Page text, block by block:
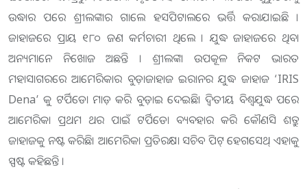
ଉଦ୍ଧାର ପରେ ଶ୍ରୀଲଙ୍କାର ଗାଲେ ହସପିଟାଲରେ ଭର୍ତ୍ତି କରାଯାଇଛି ।
ଜାହାଜରେ ପ୍ରାୟ ୧୮୦ ଜଣ କର୍ମଚାରୀ ଥିଲେ । ଯୁଦ୍ଧ ଜାହାଜରେ ଥିବା
ଅନ୍ୟମାନେ ନିଖୋଜ ଅଛନ୍ତି । ଶ୍ରୀଲଙ୍କା ଉପକୂଳ ନିକଟ ଭାରତ
ମହାସାଗରରେ ଆମେରିକାର ବୁଡ଼ାଜାହାଜ ଇରାନର ଯୁଦ୍ଧ ଜାହାଜ ‘IRIS
Dena’ କୁ ଟର୍ପିଡୋ ମାଡ଼ କରି ବୁଡ଼ାଇ ଦେଇଛି। ଦ୍ୱିତୀୟ ବିଶ୍ୱଯୁଦ୍ଧ ପରେ
ଆମେରିକା ପ୍ରଥମ ଥର ପାଇଁ ଟର୍ପିଡୋ ବ୍ୟବହାର କରି କୌଣସି ଶତ୍ରୁ
ଜାହାଜକୁ ନଷ୍ଟ କରିଛି। ​ଆମେରିକା ପ୍ରତିରକ୍ଷା ସଚିବ ପିଟ୍ ହେଗସେଥ୍ ଏହାକୁ
ସ୍ପଷ୍ଟ କହିଛନ୍ତି ।